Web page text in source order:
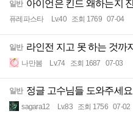
일반 아이언은 킨드 왜하는지
퓨레파스타 Lv.40 조회 1769 07-04
일반 라인전 지고 못 하는 것까
나만봄 Lv.74 조회 1687 07-03
일반 정글 고수님들 도와주세요
sagara12 Lv.83 조회 1756 07-02